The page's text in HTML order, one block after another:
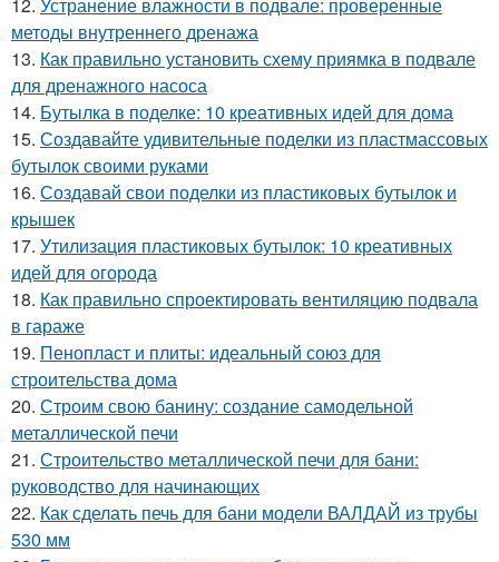
методы внутреннего дренажа
13. Как правильно установить схему приямка в подвале
для дренажного насоса
14. Бутылка в поделке: 10 креативных идей для дома
15. Создавайте удивительные поделки из пластмассовых
бутылок своими руками
16. Создавай свои поделки из пластиковых бутылок и
крышек
17. Утилизация пластиковых бутылок: 10 креативных
идей для огорода
18. Как правильно спроектировать вентиляцию подвала
в гараже
19. Пенопласт и плиты: идеальный союз для
строительства дома
20. Строим свою банину: создание самодельной
металлической печи
21. Строительство металлической печи для бани:
руководство для начинающих
22. Как сделать печь для бани модели ВАЛДАЙ из трубы
530 мм